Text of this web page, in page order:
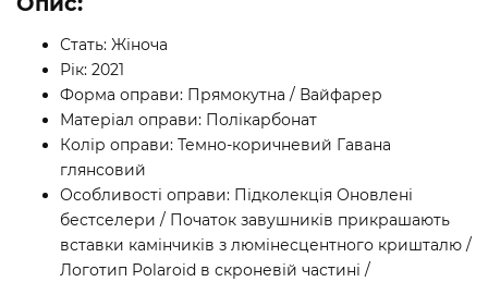
Стать: Жіноча
Рік: 2021
Форма оправи: Прямокутна / Вайфарер
Матеріал оправи: Полікарбонат
Колір оправи: Темно-коричневий Гавана
глянсовий
Особливості оправи: Підколекція Оновлені
бестселери / Початок завушників прикрашають
вставки камінчиків з люмінесцентного кришталю /
Логотип Polaroid в скроневій частині /